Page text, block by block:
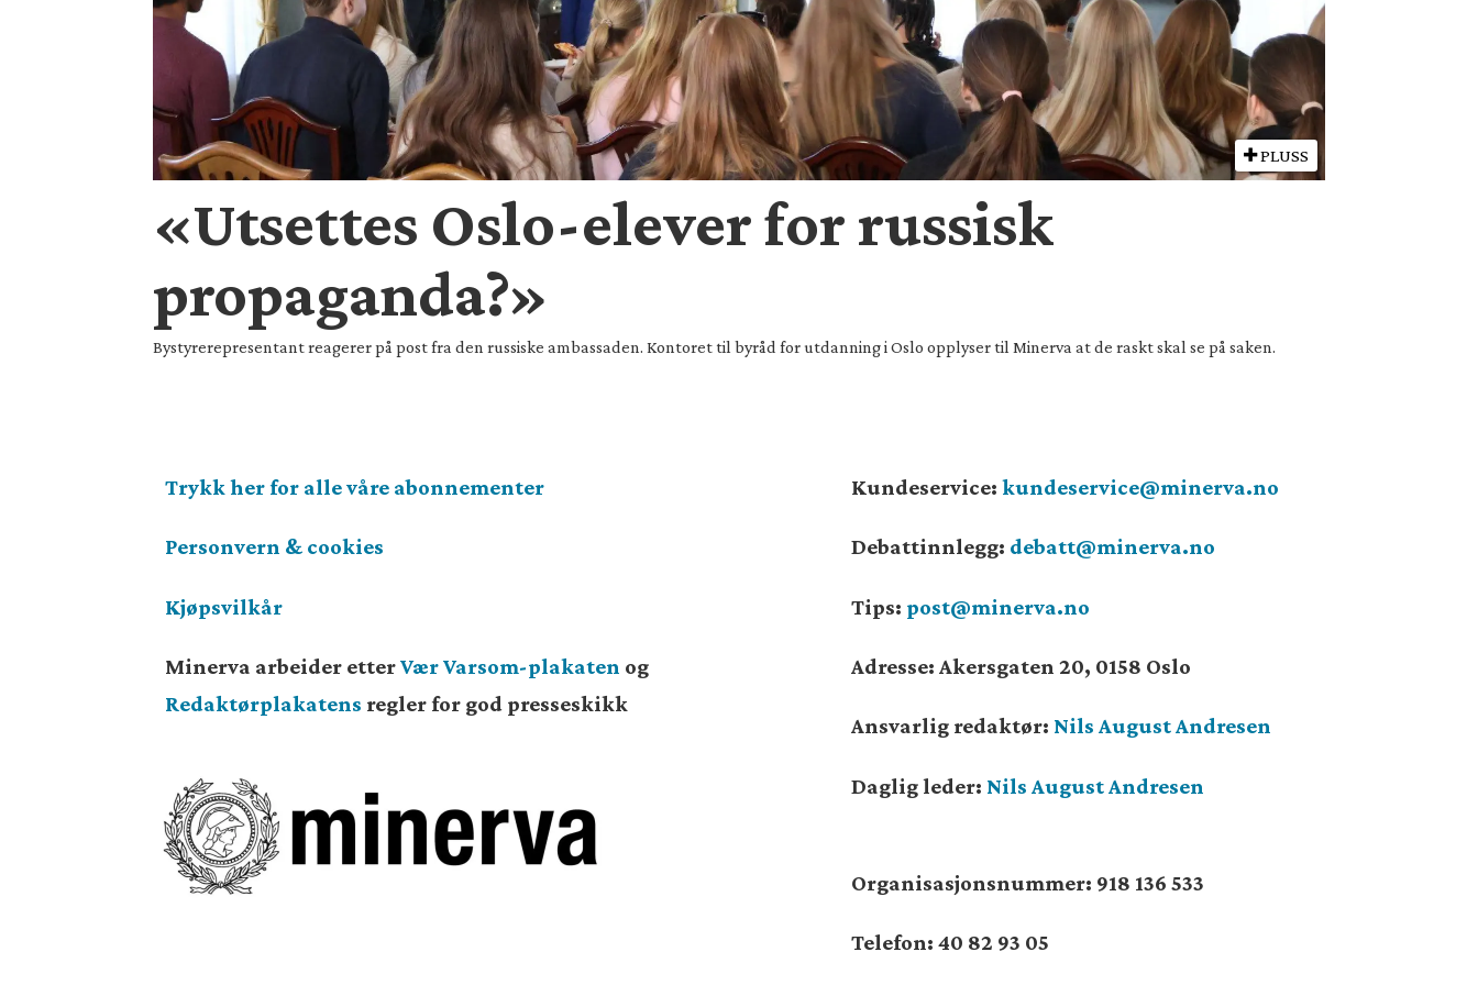
PLUSS
«Utsettes Oslo-elever for russisk
propaganda?»
Bystyrerepresentant reagerer på post fra den russiske ambassaden. Kontoret til byråd for utdanning i Oslo opplyser til Minerva at de raskt skal se på saken.
Trykk her for alle våre abonnementer
Personvern & cookies
Kjøpsvilkår
Minerva arbeider etterVær Varsom-plakaten og
Redaktørplakatens regler for god presseskikk
Kundeservice: kundeservice@minerva.no
Debattinnlegg: debatt@minerva.no
Tips: post@minerva.no
Adresse: Akersgaten 20, 0158 Oslo
Ansvarlig redaktør: Nils August Andresen
Daglig leder: Nils August Andresen
Organisasjonsnummer: 918 136 533
Telefon: 40 82 93 05